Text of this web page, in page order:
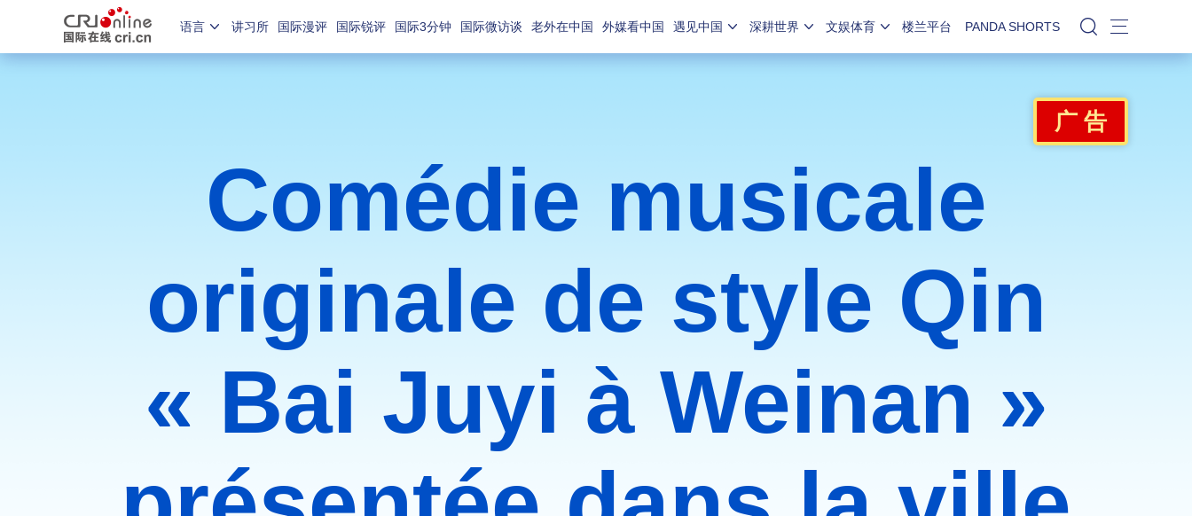
语言 讲习所 国际漫评 国际锐评 国际3分钟 国际微访谈 老外在中国 外媒看中国 遇见中国 深耕世界 文娱体育 楼兰平台 PANDA SHORTS 站内搜索
广 告
Comédie musicale
originale de style Qin
« Bai Juyi à Weinan »